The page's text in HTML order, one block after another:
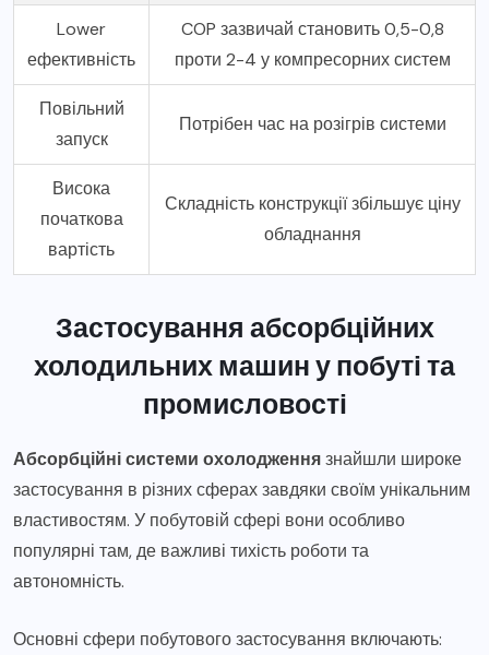
Lower
ефективність
COP зазвичай становить 0,5-0,8
проти 2-4 у компресорних систем
Повільний
запуск
Потрібен час на розігрів системи
Висока
початкова
вартість
Складність конструкції збільшує ціну
обладнання
Застосування абсорбційних
холодильних машин у побуті та
промисловості
Абсорбційні системи охолодженнязнайшли широке
застосування в різних сферах завдяки своїм унікальним
властивостям. У побутовій сфері вони особливо
популярні там, де важливі тихість роботи та
автономність.
Основні сфери побутового застосування включають: